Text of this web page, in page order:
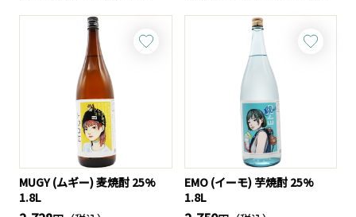
MUGY (ムギー) 麦焼酎 25%
1.8L
EMO (イーモ) 芋焼酎 25%
1.8L